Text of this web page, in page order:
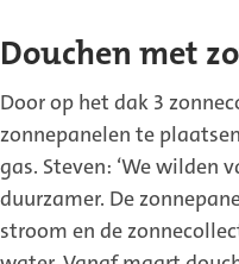
Douchen met
Door op het dak 3
zonnepanelen te
gas. Steven: ‘We wilden
duurzamer. De
stroom en de